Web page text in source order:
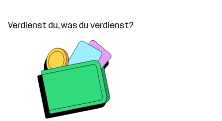
Verdienst du, was du verdienst?